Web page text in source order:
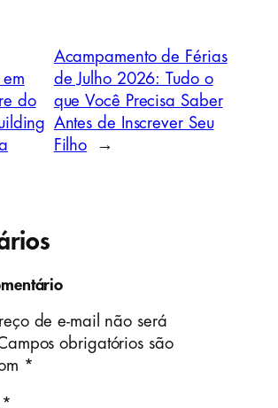
do
Acampamento de Férias
de Julho 2026: Tudo o
que Você Precisa Saber
Antes de Inscrever Seu
Filho
→
de e-mail não será
obrigatórios são
*
*